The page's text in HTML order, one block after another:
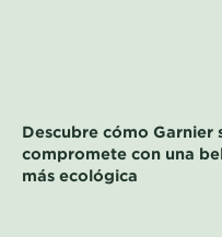
Descubre cómo Garnier
compromete con una
más ecológica